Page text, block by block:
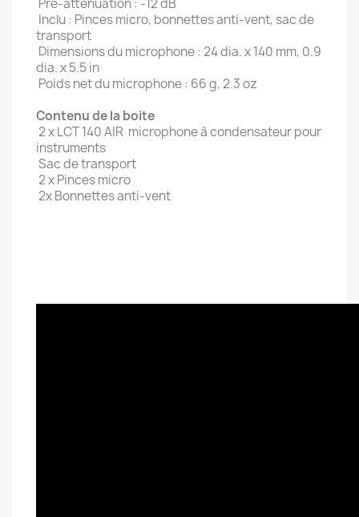
 Pre-attenuation : -12 dB
 Inclu : Pinces micro, bonnettes anti-vent, sac de
transport
 Dimensions du microphone : 24 dia. x 140 mm, 0.9
dia. x 5.5 in
 Poids net du microphone : 66 g, 2.3 oz
Contenu de la boite
 2 x LCT 140 AIR  microphone à condensateur pour
instruments
 Sac de transport
 2 x Pinces micro
 2x Bonnettes anti-vent